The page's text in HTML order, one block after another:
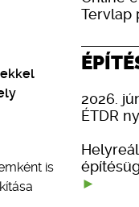
is
Tervlap
2026.
ÉTDR